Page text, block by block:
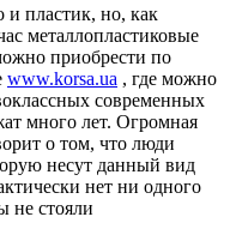
и пластик, но, как
металлопластиковые
приобрести по
www.korsa.ua , где можно
современных
много лет. Огромная
о том, что люди
несут данный вид
нет ни одного
не стояли